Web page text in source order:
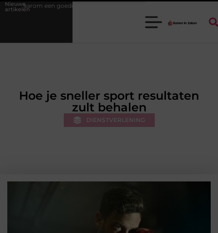
Nieuwe
artikelen
stukadoorgroothandel het werk van de stukadoor makkelijker maakt
Hoe je sneller sport resultaten
zult behalen
DIENSTVERLENING